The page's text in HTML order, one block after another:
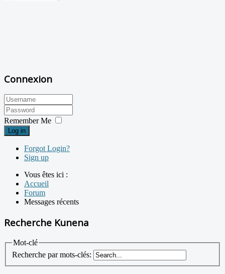
Connexion
Remember Me
Log in
Forgot Login?
Sign up
Vous êtes ici :
Accueil
Forum
Messages récents
Recherche Kunena
Mot-clé
Recherche par mots-clés: